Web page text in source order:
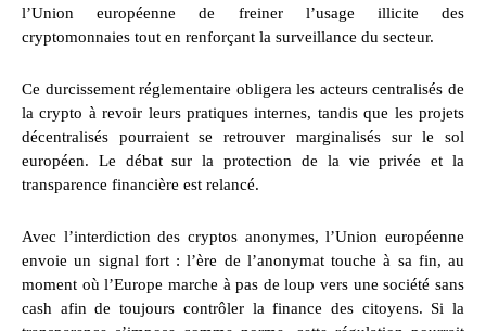
l’Union européenne de freiner l’usage illicite des
cryptomonnaies tout en renforçant la surveillance du secteur.
Ce durcissement réglementaire obligera les acteurs centralisés de
la crypto à revoir leurs pratiques internes, tandis que les projets
décentralisés pourraient se retrouver marginalisés sur le sol
européen. Le débat sur la protection de la vie privée et la
transparence financière est relancé.
Avec l’interdiction des cryptos anonymes, l’Union européenne
envoie un signal fort : l’ère de l’anonymat touche à sa fin, au
moment où l’Europe marche à pas de loup vers une société sans
cash afin de toujours contrôler la finance des citoyens. Si la